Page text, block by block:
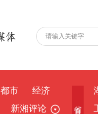
都市
经济
新湘评论